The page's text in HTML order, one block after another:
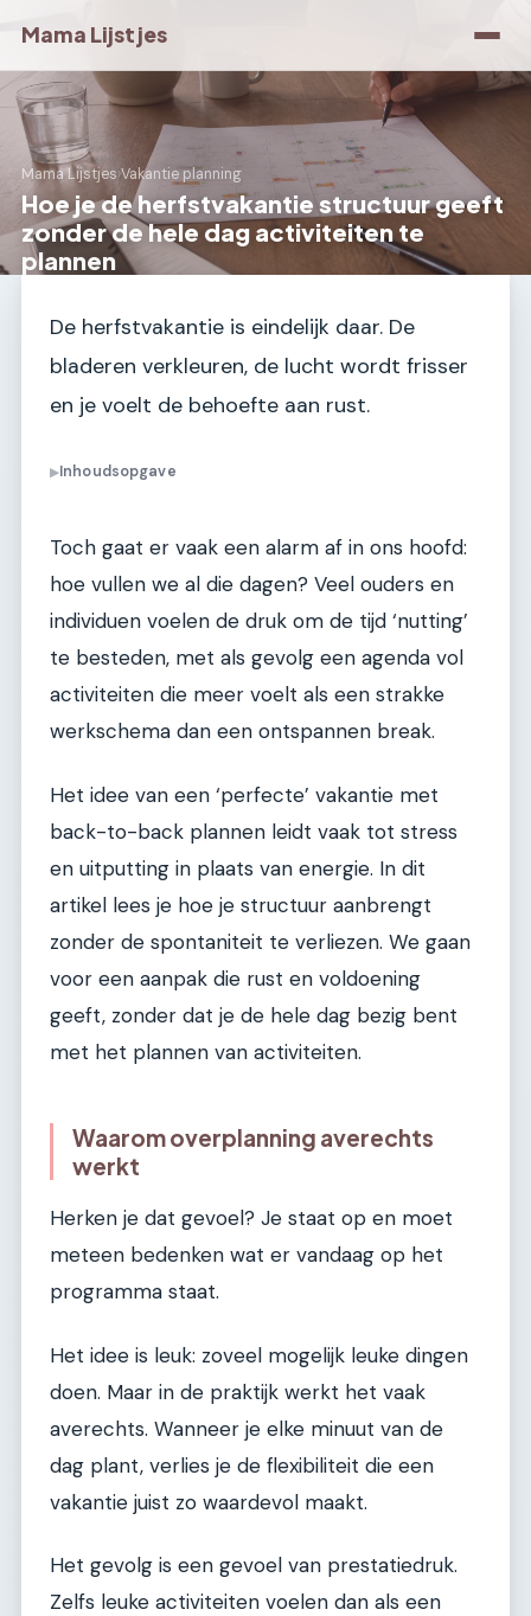
Mama Lijstjes
Mama Lijstjes›Vakantie planning
Hoe je de herfstvakantie structuur geeft
zonder de hele dag activiteiten te
plannen
De herfstvakantie is eindelijk daar. De
bladeren verkleuren, de lucht wordt frisser
en je voelt de behoefte aan rust.
▶Inhoudsopgave
Toch gaat er vaak een alarm af in ons hoofd:
hoe vullen we al die dagen? Veel ouders en
individuen voelen de druk om de tijd ‘nutting’
te besteden, met als gevolg een agenda vol
activiteiten die meer voelt als een strakke
werkschema dan een ontspannen break.
Het idee van een ‘perfecte’ vakantie met
back-to-back plannen leidt vaak tot stress
en uitputting in plaats van energie. In dit
artikel lees je hoe je structuur aanbrengt
zonder de spontaniteit te verliezen. We gaan
voor een aanpak die rust en voldoening
geeft, zonder dat je de hele dag bezig bent
met het plannen van activiteiten.
Waarom overplanning averechts
werkt
Herken je dat gevoel? Je staat op en moet
meteen bedenken wat er vandaag op het
programma staat.
Het idee is leuk: zoveel mogelijk leuke dingen
doen. Maar in de praktijk werkt het vaak
averechts. Wanneer je elke minuut van de
dag plant, verlies je de flexibiliteit die een
vakantie juist zo waardevol maakt.
Het gevolg is een gevoel van prestatiedruk.
Zelfs leuke activiteiten voelen dan als een